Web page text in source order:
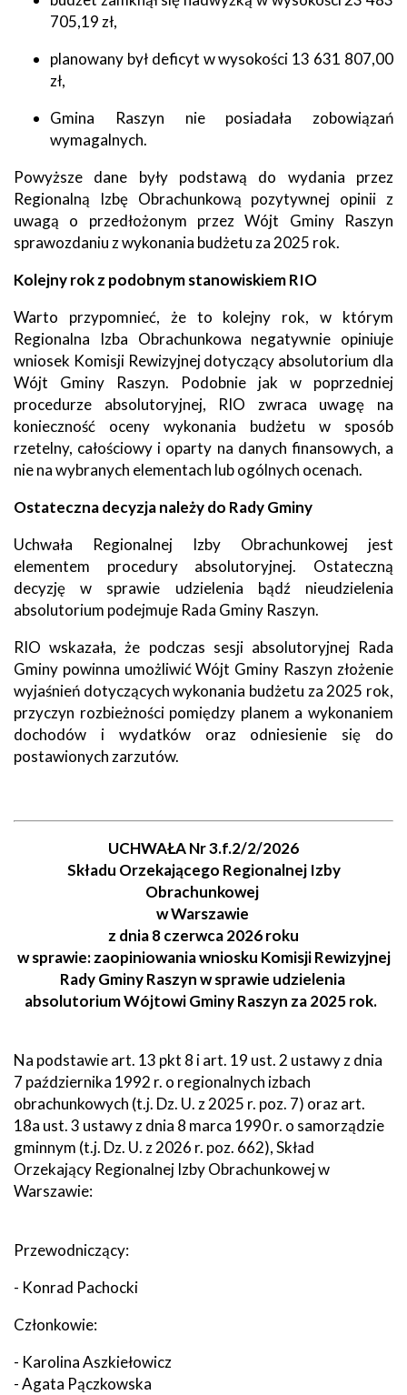
705,19 zł,
planowany był deficyt w wysokości 13 631 807,00
zł,
Gmina Raszyn nie posiadała zobowiązań
wymagalnych.
Powyższe dane były podstawą do wydania przez
Regionalną Izbę Obrachunkową pozytywnej opinii z
uwagą o przedłożonym przez Wójt Gminy Raszyn
sprawozdaniu z wykonania budżetu za 2025 rok.
Kolejny rok z podobnym stanowiskiem RIO
Warto przypomnieć, że to kolejny rok, w którym
Regionalna Izba Obrachunkowa negatywnie opiniuje
wniosek Komisji Rewizyjnej dotyczący absolutorium dla
Wójt Gminy Raszyn. Podobnie jak w poprzedniej
procedurze absolutoryjnej, RIO zwraca uwagę na
konieczność oceny wykonania budżetu w sposób
rzetelny, całościowy i oparty na danych finansowych, a
nie na wybranych elementach lub ogólnych ocenach.
Ostateczna decyzja należy do Rady Gminy
Uchwała Regionalnej Izby Obrachunkowej jest
elementem procedury absolutoryjnej. Ostateczną
decyzję w sprawie udzielenia bądź nieudzielenia
absolutorium podejmuje Rada Gminy Raszyn.
RIO wskazała, że podczas sesji absolutoryjnej Rada
Gminy powinna umożliwić Wójt Gminy Raszyn złożenie
wyjaśnień dotyczących wykonania budżetu za 2025 rok,
przyczyn rozbieżności pomiędzy planem a wykonaniem
dochodów i wydatków oraz odniesienie się do
postawionych zarzutów.
UCHWAŁA Nr 3.f.2/2/2026
Składu Orzekającego Regionalnej Izby
Obrachunkowej
w Warszawie
z dnia 8 czerwca 2026 roku
w sprawie: zaopiniowania wniosku Komisji Rewizyjnej
Rady Gminy Raszyn w sprawie udzielenia
absolutorium Wójtowi Gminy Raszyn za 2025 rok.
Na podstawie art. 13 pkt 8 i art. 19 ust. 2 ustawy z dnia
7 października 1992 r. o regionalnych izbach
obrachunkowych (t.j. Dz. U. z 2025 r. poz. 7) oraz art.
18a ust. 3 ustawy z dnia 8 marca 1990 r. o samorządzie
gminnym (t.j. Dz. U. z 2026 r. poz. 662), Skład
Orzekający Regionalnej Izby Obrachunkowej w
Warszawie:
Przewodniczący:
- Konrad Pachocki
Członkowie:
- Karolina Aszkiełowicz
- Agata Pączkowska